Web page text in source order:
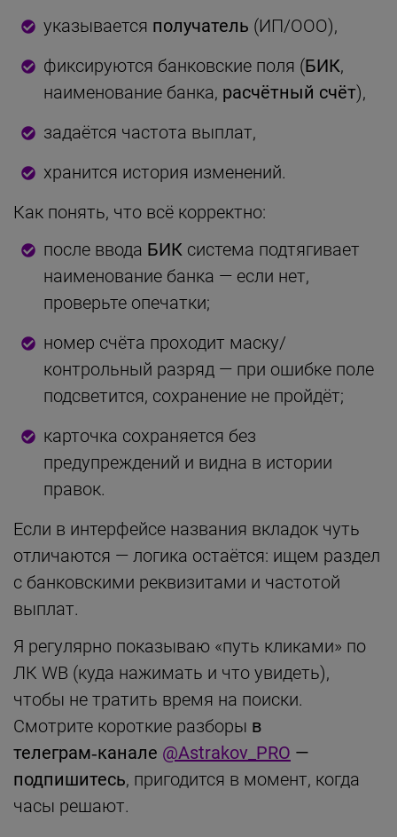
указывается получатель (ИП/ООО),
фиксируются банковские поля (БИК,
наименование банка, расчётный счёт),
задаётся частота выплат,
хранится история изменений.
Как понять, что всё корректно:
после ввода БИК система подтягивает
наименование банка — если нет,
проверьте опечатки;
номер счёта проходит маску/
контрольный разряд — при ошибке поле
подсветится, сохранение не пройдёт;
карточка сохраняется без
предупреждений и видна в истории
правок.
Если в интерфейсе названия вкладок чуть
отличаются — логика остаётся: ищем раздел
с банковскими реквизитами и частотой
выплат.
Я регулярно показываю «путь кликами» по
ЛК WB (куда нажимать и что увидеть),
чтобы не тратить время на поиски.
Смотрите короткие разборы в
телеграм‑канале @Astrakov_PRO —
подпишитесь, пригодится в момент, когда
часы решают.